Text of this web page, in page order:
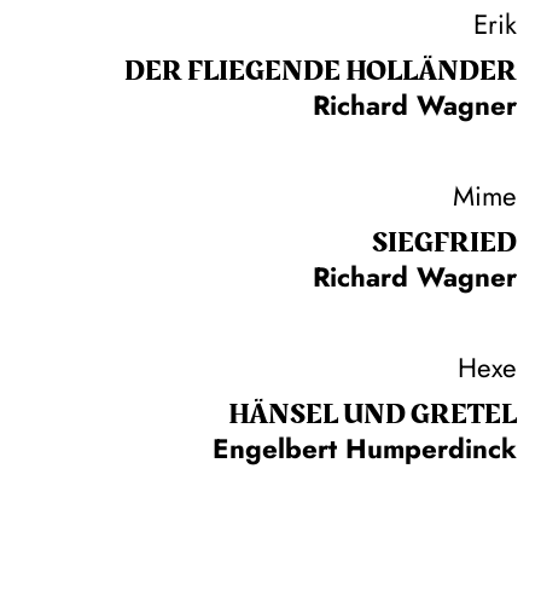
Erik
DER FLIE­GEN­DE HOL­LÄN­DER
Richard Wagner
Mime
SIEG­FRIED
Richard Wagner
Hexe
HÄNSEL UND GRETEL
Engelbert Humperdinck